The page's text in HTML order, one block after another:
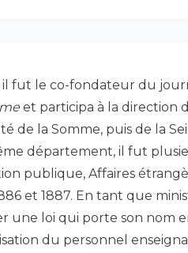
il fut le co-fondateur du
et participa à la direction
de la Somme, puis de la
département, il fut
publique, Affaires
et 1887. En tant que
une loi qui porte son nom
du personnel